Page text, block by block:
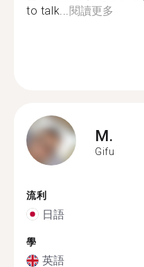
to talk...閱讀更多
M.
Gifu
流利
日語
學
英語